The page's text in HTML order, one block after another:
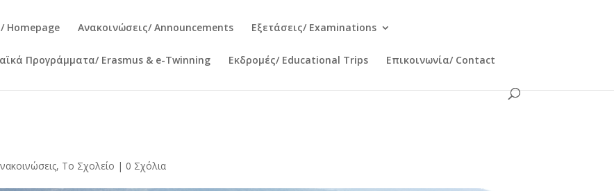
Homepage Ανακοινώσεις/ Announcements Εξετάσεις/ Examinations
Προγράμματα/ Erasmus & e-Twinning Εκδρομές/ Educational Trips Επικοινωνία/ Contact
, Το Σχολείο | 0 Σχόλια